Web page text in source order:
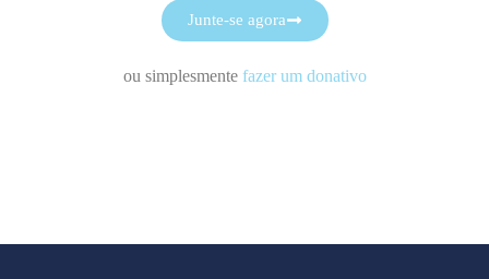
Junte-se agora
ou simplesmente fazer um donativo